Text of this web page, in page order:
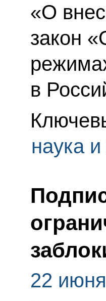
«О
закон
в
наука
22